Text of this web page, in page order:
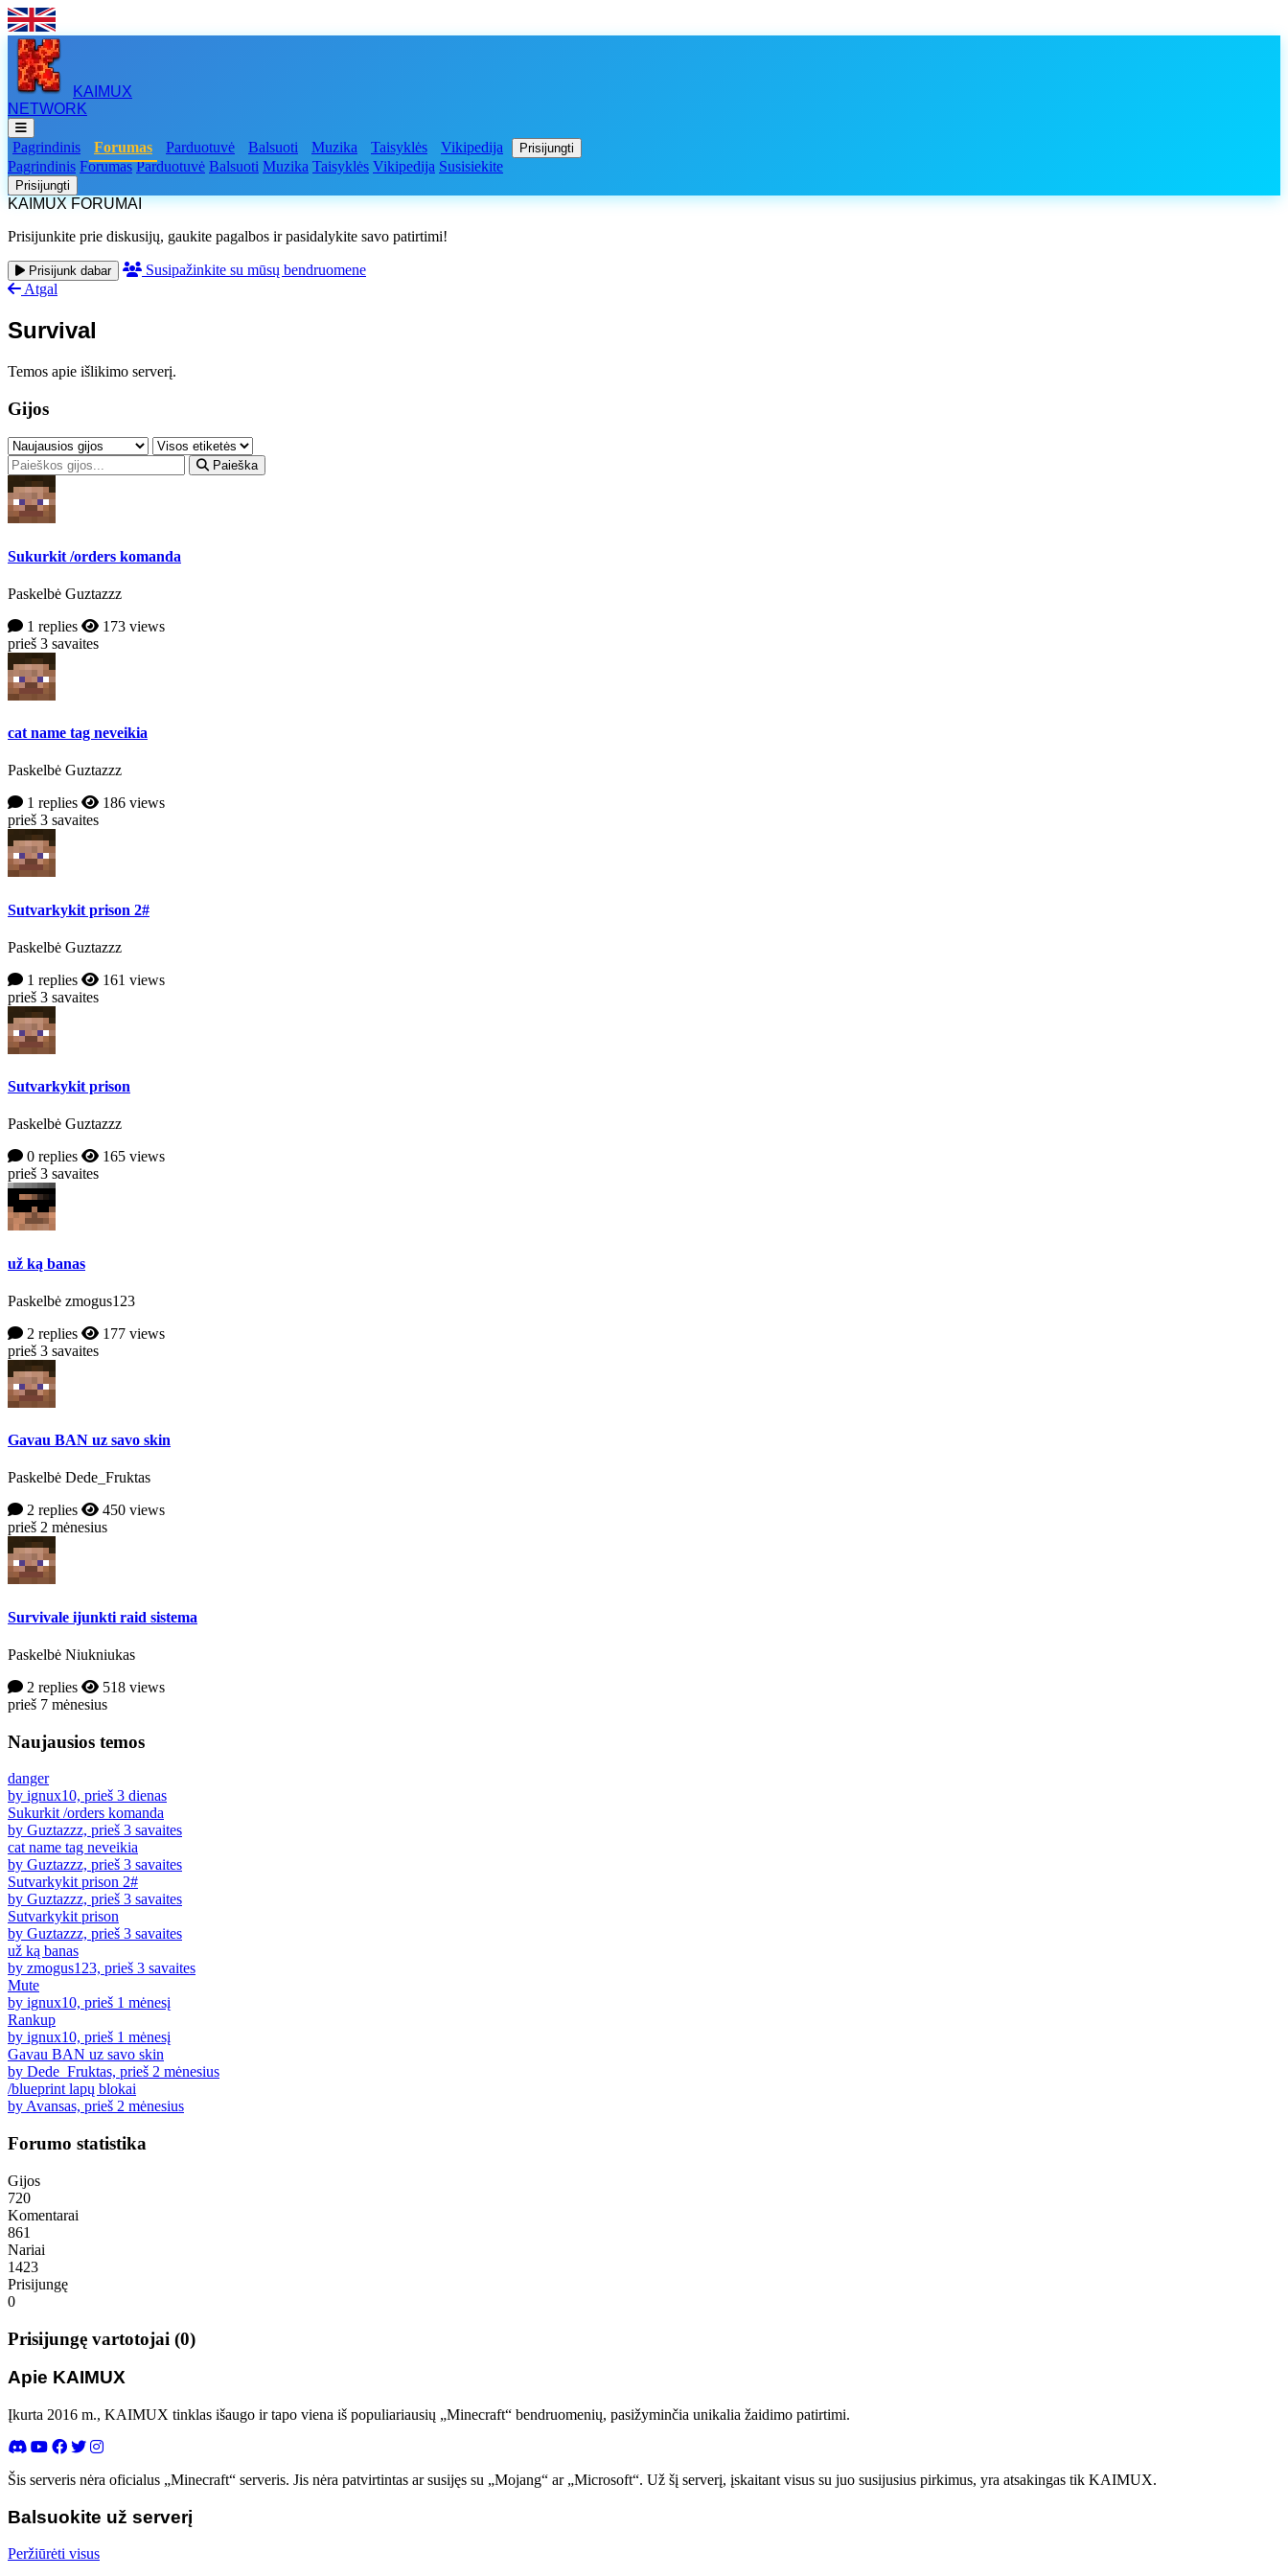
KAIMUX
NETWORK
Pagrindinis Forumas Parduotuvė Balsuoti Muzika Taisyklės Vikipedija Prisijungti
Pagrindinis Forumas Parduotuvė Balsuoti Muzika Taisyklės Vikipedija Susisiekite
Prisijungti
KAIMUX FORUMAI
Prisijunkite prie diskusijų, gaukite pagalbos ir pasidalykite savo patirtimi!
Prisijunk dabar
Susipažinkite su mūsų bendruomene
Atgal
Survival
Temos apie išlikimo serverį.
Gijos
Paieška
Sukurkit /orders komanda
Paskelbė Guztazzz
1 replies
173 views
prieš 3 savaites
cat name tag neveikia
Paskelbė Guztazzz
1 replies
186 views
prieš 3 savaites
Sutvarkykit prison 2#
Paskelbė Guztazzz
1 replies
161 views
prieš 3 savaites
Sutvarkykit prison
Paskelbė Guztazzz
0 replies
165 views
prieš 3 savaites
už ką banas
Paskelbė zmogus123
2 replies
177 views
prieš 3 savaites
Gavau BAN uz savo skin
Paskelbė Dede_Fruktas
2 replies
450 views
prieš 2 mėnesius
Survivale ijunkti raid sistema
Paskelbė Niukniukas
2 replies
518 views
prieš 7 mėnesius
Naujausios temos
danger
by ignux10, prieš 3 dienas
Sukurkit /orders komanda
by Guztazzz, prieš 3 savaites
cat name tag neveikia
by Guztazzz, prieš 3 savaites
Sutvarkykit prison 2#
by Guztazzz, prieš 3 savaites
Sutvarkykit prison
by Guztazzz, prieš 3 savaites
už ką banas
by zmogus123, prieš 3 savaites
Mute
by ignux10, prieš 1 mėnesį
Rankup
by ignux10, prieš 1 mėnesį
Gavau BAN uz savo skin
by Dede_Fruktas, prieš 2 mėnesius
/blueprint lapų blokai
by Avansas, prieš 2 mėnesius
Forumo statistika
Gijos
720
Komentarai
861
Nariai
1423
Prisijungę
0
Prisijungę vartotojai (0)
Apie KAIMUX
Įkurta 2016 m., KAIMUX tinklas išaugo ir tapo viena iš populiariausių „Minecraft“ bendruomenių, pasižyminčia unikalia žaidimo patirtimi.
Šis serveris nėra oficialus „Minecraft“ serveris. Jis nėra patvirtintas ar susijęs su „Mojang“ ar „Microsoft“. Už šį serverį, įskaitant visus su juo susijusius pirkimus, yra atsakingas tik KAIMUX.
Balsuokite už serverį
Peržiūrėti visus